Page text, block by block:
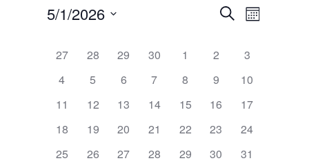
Recherche
navigation
de
vues
Recherche
Mois
5/1/2026
une
Calendrier
de
Évènements
27 28 29 30 1 2
3
4
5 6 7 8 9
10
11
12 13 14 15 16
17
18
19 20 21 22 23
24
25
26 27 28 29 30 31